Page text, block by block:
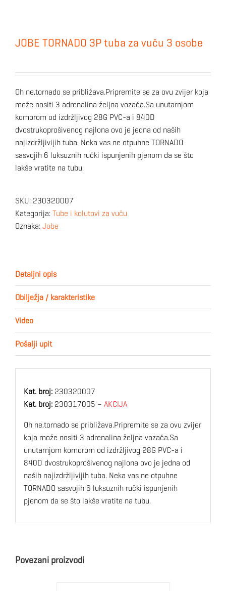
JOBE TORNADO 3P tuba za vuču 3 osobe
Oh ne,tornado se približava.Pripremite se za ovu zvijer koja
može nositi 3 adrenalina željna vozača.Sa unutarnjom
komorom od izdržljivog 28G PVC-a i 840D
dvostrukoprošivenog najlona ovo je jedna od naših
najizdržljivijih tuba. Neka vas ne otpuhne TORNADO
sasvojih 6 luksuznih ručki ispunjenih pjenom da se što
lakše vratite na tubu.
SKU: 230320007
Kategorija: Tube i kolutovi za vuču
Oznaka: Jobe
Detaljni opis
Obilježja / karakteristike
Video
Pošalji upit
Kat. broj:230320007
Kat. broj:230317005 – AKCIJA
Oh ne,tornado se približava.Pripremite se za ovu zvijer
koja može nositi 3 adrenalina željna vozača.Sa
unutarnjom komorom od izdržljivog 28G PVC-a i
840D dvostrukoprošivenog najlona ovo je jedna od
naših najizdržljivijih tuba. Neka vas ne otpuhne
TORNADO sasvojih 6 luksuznih ručki ispunjenih
pjenom da se što lakše vratite na tubu.
Povezani proizvodi